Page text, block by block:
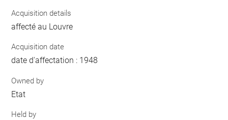
Acquisition details
affecté au Louvre
Acquisition date
date d'affectation : 1948
Owned by
Etat
Held by